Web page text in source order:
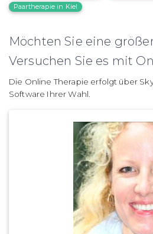
Paartherapie in Kiel
Möchten Sie eine
Versuchen Sie es mit
Die Online Therapie erfolgt über
Software Ihrer Wahl.